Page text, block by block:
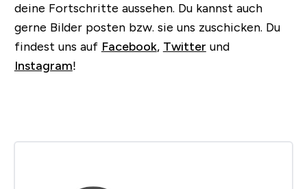
deine Fortschritte aussehen. Du kannst auch
gerne Bilder posten bzw. sie uns zuschicken. Du
findest uns auf Facebook, Twitter und
Instagram!